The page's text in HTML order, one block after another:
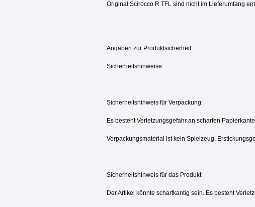
Original Scirocco R TFL sind nicht im Lieferumfang
Angaben zur Produktsicherheit:
Sicherheitshinweise
Sicherheitshinweis für Verpackung:
Es besteht Verletzungsgefahr an scharfen
Verpackungsmaterial ist kein Spielzeug.
Sicherheitshinweis für das Produkt:
Der Artikel könnte scharfkantig sein. Es besteht